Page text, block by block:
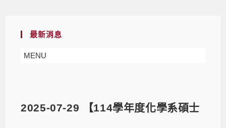
最新消息
MENU
2025-07-29 【114學年度化學系碩士